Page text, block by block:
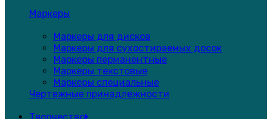
Маркеры
Маркеры для дисков
Маркеры для сухостираемых досок
Маркеры перманентные
Маркеры текстовые
Маркеры специальные
Чертежные принадлежности